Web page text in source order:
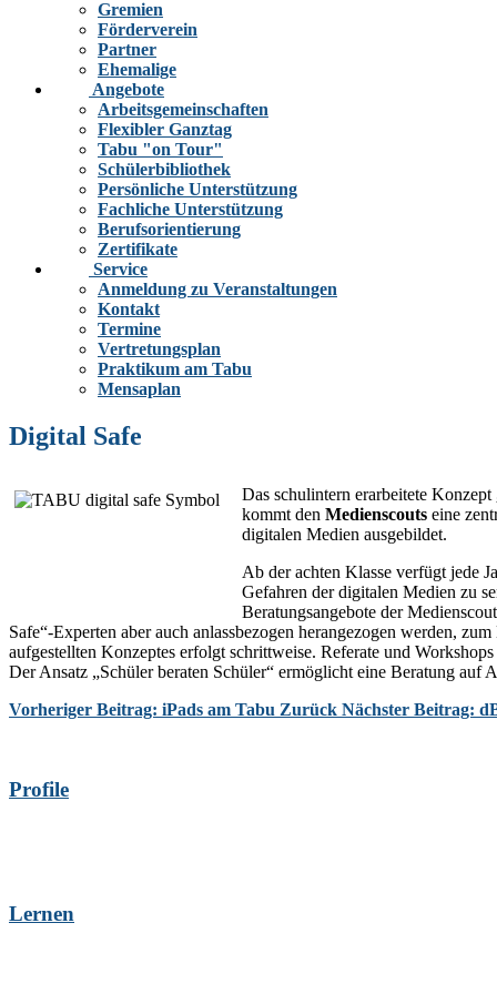
Gremien
Förderverein
Partner
Ehemalige
Angebote
Arbeitsgemeinschaften
Flexibler Ganztag
Tabu "on Tour"
Schülerbibliothek
Persönliche Unterstützung
Fachliche Unterstützung
Berufsorientierung
Zertifikate
Service
Anmeldung zu Veranstaltungen
Kontakt
Termine
Vertretungsplan
Praktikum am Tabu
Mensaplan
Digital Safe
Das schulintern erarbeitete Konzept
kommt den Medienscouts eine
digitalen Medien ausgebildet.
Ab der achten Klasse verfügt jede
Gefahren der digitalen Medien zu
Beratungsangebote der
Safe“-Experten aber auch anlassbezogen herangezogen werden,
aufgestellten Konzeptes erfolgt schrittweise. Referate und
Der Ansatz „Schüler beraten Schüler“ ermöglicht eine Beratung auf
Vorheriger Beitrag: iPads am Tabu Zurück Nächster Beitrag:
Profile
Lernen